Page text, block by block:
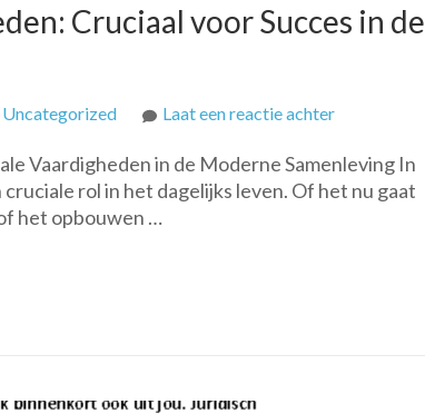
Cruciaal voor Succes in de
Uncategorized Laat een reactie achterop
van
Sociale
Vaardigheden in de Moderne Samenleving In
rol in het dagelijks leven. Of het nu gaat
het opbouwen …